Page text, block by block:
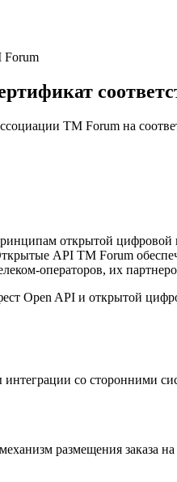
Forum
TM Forum на
открытой
API TM Forum
операторов, их
Open API и открытой
со сторонними
размещения заказа